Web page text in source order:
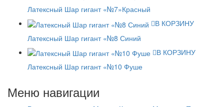
Латексный Шар гигант «№7»Красный
В КОРЗИНУ
Латексный Шар гигант «№8 Синий
В КОРЗИНУ
Латексный Шар гигант «№10 Фуше
Меню навигации